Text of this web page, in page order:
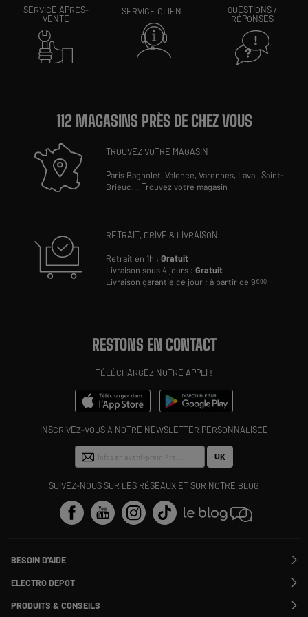
SERVICE APRÈS-
VENTE
SERVICE CLIENT
QUESTIONS /
RÉPONSES
112 MAGASINS PRÈS DE CHEZ VOUS
TROUVEZ VOTRE MAGASIN
Paris Bagnolet,Valence,Varennes, Laval,Saint-
Brieuc...Trouvez votre magasin
RETRAIT, DRIVE & LIVRAISON
Retrait en 1h :Gratuit
Livraison sous 4 jours :Gratuit
Livraison garantie ce jour : à partir de 9€90
RESTONS EN CONTACT
TÉLÉCHARGEZ NOTRE APPLI !
INSCRIVEZ-VOUS À NOTRE NEWSLETTER PERSONNALISÉE
OK
SUIVEZ-NOUS SUR LES RÉSEAUX ET SUR NOTRE BLOG
BESOIN D'AIDE
Suivre ma commande
Modifier ou annuler ma commande
SAV
ELECTRO DEPOT
PRODUITS & CONSEILS